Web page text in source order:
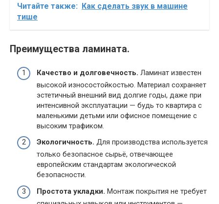
Читайте также: Как сделать звук в машине
тише
Преимущества ламината.
Качество и долговечность. Ламинат известен
высокой износостойкостью. Материал сохраняет
эстетичный внешний вид долгие годы, даже при
интенсивной эксплуатации — будь то квартира с
маленькими детьми или офисное помещение с
высоким трафиком.
Экологичность. Для производства используется
только безопасное сырьё, отвечающее
европейским стандартам экологической
безопасности.
Простота укладки. Монтаж покрытия не требует